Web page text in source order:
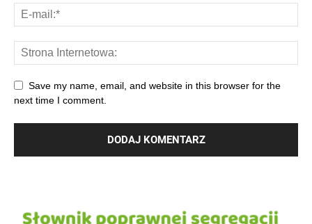
Save my name, email, and website in this browser for the
next time I comment.